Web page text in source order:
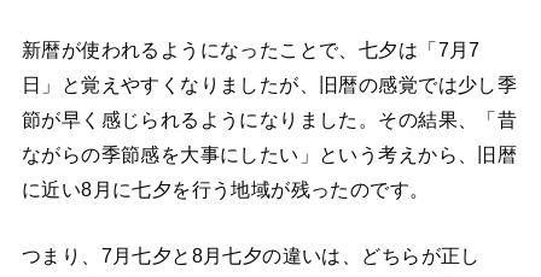
新暦が使われるようになったことで、七夕は「7月7
日」と覚えやすくなりましたが、旧暦の感覚では少し季
節が早く感じられるようになりました。その結果、「昔
ながらの季節感を大事にしたい」という考えから、旧暦
に近い8月に七夕を行う地域が残ったのです。
つまり、7月七夕と8月七夕の違いは、どちらが正し